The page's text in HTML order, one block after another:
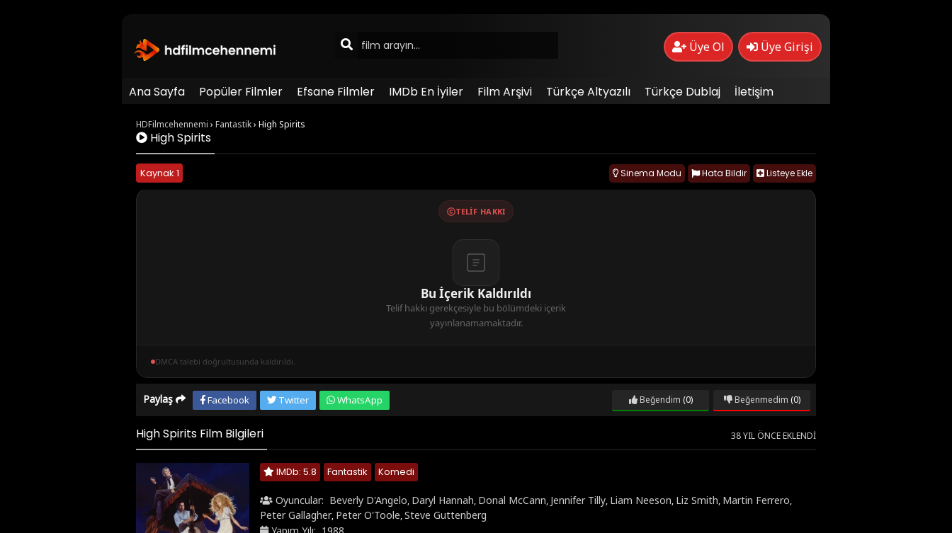
Üye Ol Üye Girişi
Ana Sayfa Popüler Filmler Efsane Filmler IMDb En İyiler Film Arşivi Türkçe Altyazılı Türkçe Dublaj İletişim
HDFilmcehennemi › Fantastik› High Spirits
High Spirits
Kaynak 1 Listeye Ekle
Hata Bildir
Sinema Modu
TELIF HAKKI
Bu İçerik Kaldırıldı
Telif hakkı gerekçesiyle bu bölümdeki içerik
yayınlanamamaktadır.
DMCA talebi doğrultusunda kaldırıldı.
Paylaş Facebook Twitter WhatsApp Beğendim (0) Beğenmedim (0)
High Spirits Film Bilgileri 38 YIL ÖNCE EKLENDI
IMDb: 5.8 Fantastik Komedi
Oyuncular: Beverly D'Angelo, Daryl Hannah, Donal McCann, Jennifer Tilly, Liam Neeson, Liz Smith, Martin Ferrero,
Peter Gallagher, Peter O'Toole,Steve Guttenberg